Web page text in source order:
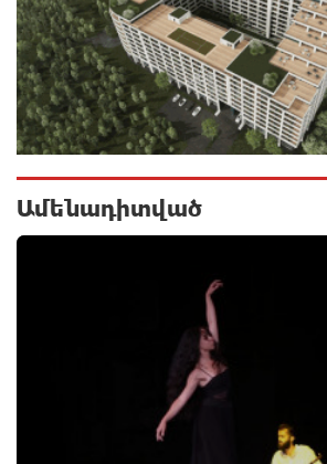
Պետությունը կարծիքներով
կառավարվում է գիտելիքով ու
պատասխանատվությամբ.
Ռուսաստանի ամենամեծ
Օգոստոսի 10-ից 13-ը
Գերմանիայում ցույց է
կառավարության դեմ
Ամենադիտված
1